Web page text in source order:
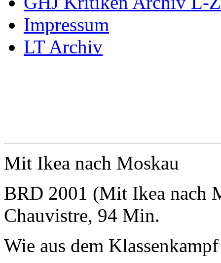
Impressum
LT Archiv
Mit Ikea nach Moskau
BRD 2001 (Mit Ikea nach
Chauvistre, 94 Min.
Wie aus dem